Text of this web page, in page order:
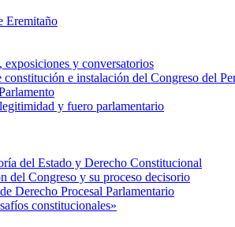
Eremitaño
exposiciones y conversatorios
constitución e instalación del Congreso del
y fuero parlamentario
del Estado y Derecho Constitucional
del Congreso y su proceso decisorio
Derecho Procesal Parlamentario
constitucionales»